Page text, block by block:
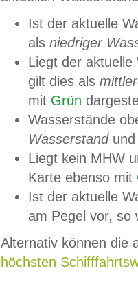
Ist der aktuelle
als niedriger
Liegt der
gilt dies als
mit Grün
Wasserstände
Wasserstandund
Liegt kein MHW
Karte ebenso mit
Ist der aktuelle
am Pegel vor,
Alternativ können die
höchsten